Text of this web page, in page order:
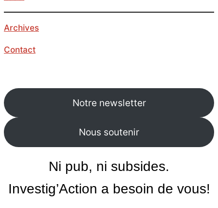
Archives
Contact
Notre newsletter
Nous soutenir
Ni pub, ni subsides.
Investig’Action a besoin de vous!